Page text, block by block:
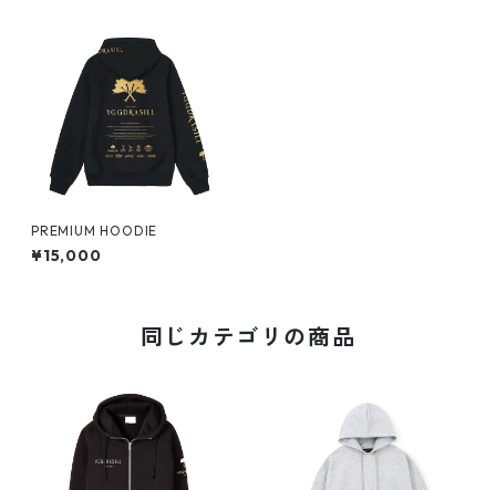
PREMIUM HOODIE
¥15,000
同じカテゴリの商品